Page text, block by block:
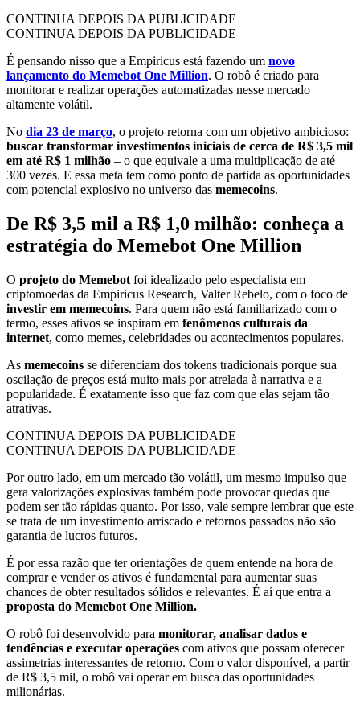
CONTINUA DEPOIS DA PUBLICIDADE
CONTINUA DEPOIS DA PUBLICIDADE
É pensando nisso que a Empiricus está fazendo um novo
lançamento do Memebot One Million. O robô é criado para
monitorar e realizar operações automatizadas nesse mercado
altamente volátil.
No dia 23 de março, o projeto retorna com um objetivo ambicioso:
buscar transformar investimentos iniciais de cerca de R$ 3,5 mil
em até R$ 1 milhão – o que equivale a uma multiplicação de até
300 vezes. E essa meta tem como ponto de partida as oportunidades
com potencial explosivo no universo das memecoins.
De R$ 3,5 mil a R$ 1,0 milhão: conheça a
estratégia do Memebot One Million
O projeto do Memebot foi idealizado pelo especialista em
criptomoedas da Empiricus Research, Valter Rebelo, com o foco de
investir em memecoins. Para quem não está familiarizado com o
termo, esses ativos se inspiram em fenômenos culturais da
internet, como memes, celebridades ou acontecimentos populares.
As memecoins se diferenciam dos tokens tradicionais porque sua
oscilação de preços está muito mais por atrelada à narrativa e a
popularidade. É exatamente isso que faz com que elas sejam tão
atrativas.
CONTINUA DEPOIS DA PUBLICIDADE
CONTINUA DEPOIS DA PUBLICIDADE
Por outro lado, em um mercado tão volátil, um mesmo impulso que
gera valorizações explosivas também pode provocar quedas que
podem ser tão rápidas quanto. Por isso, vale sempre lembrar que este
se trata de um investimento arriscado e retornos passados não são
garantia de lucros futuros.
É por essa razão que ter orientações de quem entende na hora de
comprar e vender os ativos é fundamental para aumentar suas
chances de obter resultados sólidos e relevantes. É aí que entra a
proposta do Memebot One Million.
O robô foi desenvolvido para monitorar, analisar dados e
tendências e executar operações com ativos que possam oferecer
assimetrias interessantes de retorno. Com o valor disponível, a partir
de R$ 3,5 mil, o robô vai operar em busca das oportunidades
milionárias.